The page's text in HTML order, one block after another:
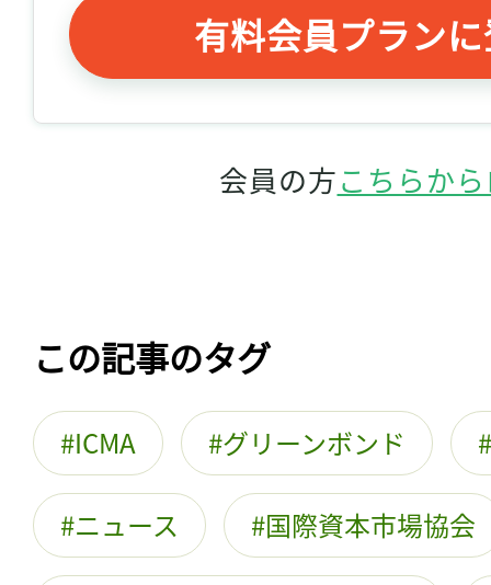
有料会員プラン
会員の方こちらか
この記事のタグ
ICMA グリーンボンド
ニュース 国際資本市場協会